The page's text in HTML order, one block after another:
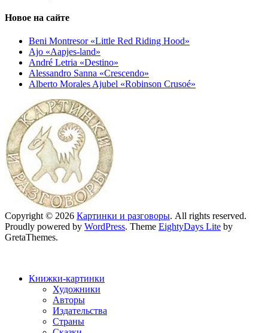
Новое на сайте
Beni Montresor «Little Red Riding Hood»
Ajo «Aapjes-land»
André Letria «Destino»
Alessandro Sanna «Crescendo»
Alberto Morales Ajubel «Robinson Crusoé»
Copyright © 2026 Картинки и разговоры. All rights reserved.
Proudly powered by WordPress. Theme EightyDays Lite by
GretaThemes.
Книжки-картинки
Художники
Авторы
Издательства
Страны